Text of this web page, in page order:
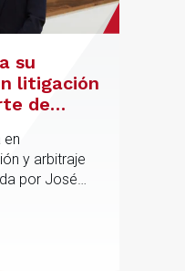
su
litigación
de
en
y arbitraje
por José